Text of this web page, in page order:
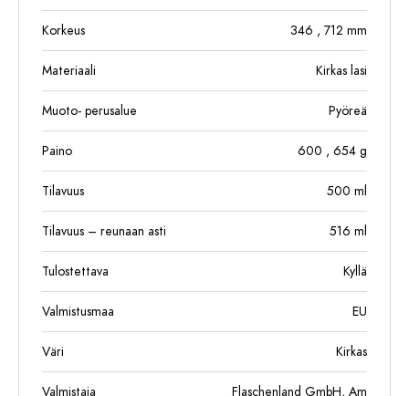
Korkeus 346 , 712 mm
Materiaali Kirkas lasi
Muoto- perusalue Pyöreä
Paino 600 , 654 g
Tilavuus 500 ml
Tilavuus – reunaan asti 516 ml
Tulostettava Kyllä
Valmistusmaa EU
Väri Kirkas
Valmistaja Flaschenland GmbH, Am